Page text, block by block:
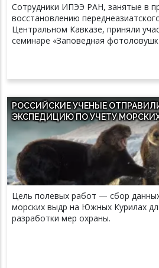
Сотрудники ИПЭЭ РАН, занятые в
восстановлению
Центральном Кавказе, приняли
семинаре «Заповедная
РОССИЙСКИЕ УЧЕНЫЕ
ЭКСПЕДИЦИЮ ПО УЧЕТУ
Цель полевых работ — сбор
морских выдр на Южных Курилах
разработки мер охраны.